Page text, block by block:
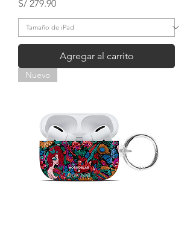
Precio
S/ 279.90
Agregar al carrito
Nuevo